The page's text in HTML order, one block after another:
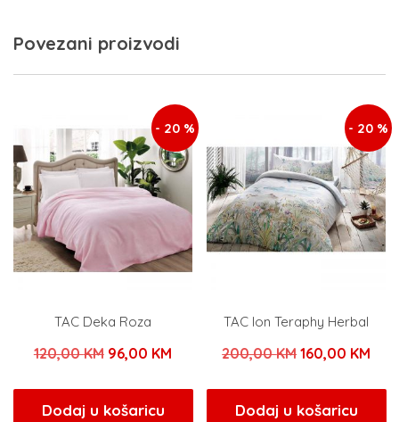
Povezani proizvodi
- 20 %
TAC Deka Roza
120,00KM Izvorna
bila
96,00 KMTrenutna
Dodaj u košaricu
- 20 %
TAC Ion Teraphy Herbal
200,00KMIzvorna
bila
160,00 KM
Dodaj u košaricu